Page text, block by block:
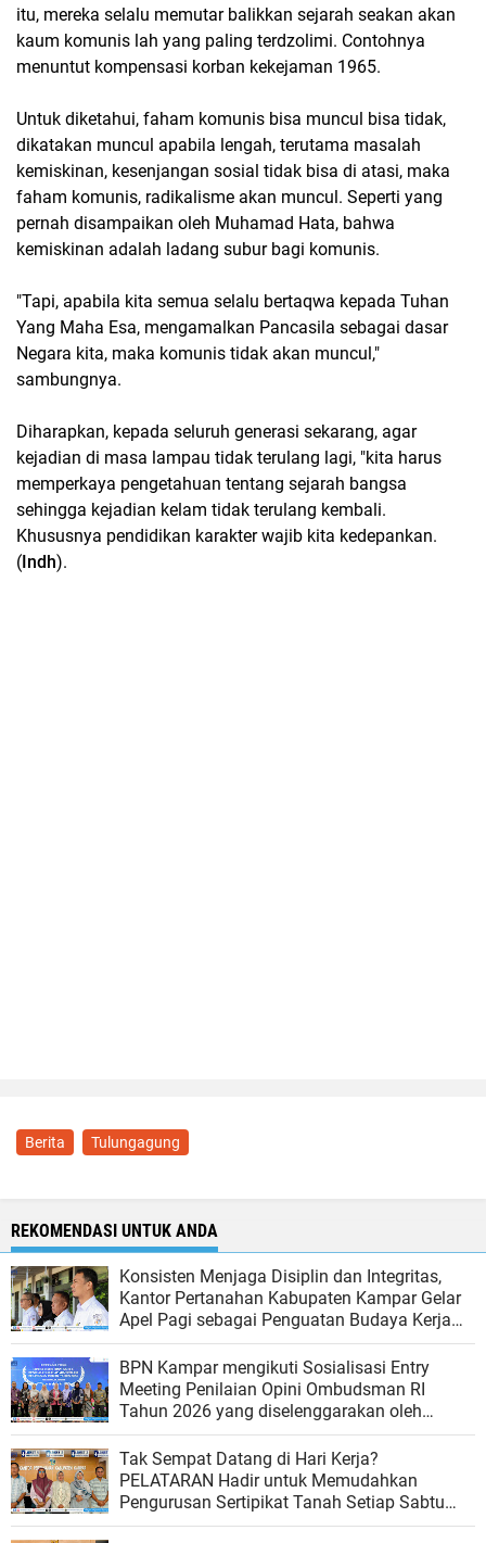
itu, mereka selalu memutar balikkan sejarah seakan akan
kaum komunis lah yang paling terdzolimi. Contohnya
menuntut kompensasi korban kekejaman 1965.
Untuk diketahui, faham komunis bisa muncul bisa tidak,
dikatakan muncul apabila lengah, terutama masalah
kemiskinan, kesenjangan sosial tidak bisa di atasi, maka
faham komunis, radikalisme akan muncul. Seperti yang
pernah disampaikan oleh Muhamad Hata, bahwa
kemiskinan adalah ladang subur bagi komunis.
"Tapi, apabila kita semua selalu bertaqwa kepada Tuhan
Yang Maha Esa, mengamalkan Pancasila sebagai dasar
Negara kita, maka komunis tidak akan muncul,"
sambungnya.
Diharapkan, kepada seluruh generasi sekarang, agar
kejadian di masa lampau tidak terulang lagi, "kita harus
memperkaya pengetahuan tentang sejarah bangsa
sehingga kejadian kelam tidak terulang kembali.
Khususnya pendidikan karakter wajib kita kedepankan.
(Indh).
Berita Tulungagung
REKOMENDASI UNTUK ANDA
Konsisten Menjaga Disiplin dan Integritas,
Kantor Pertanahan Kabupaten Kampar Gelar
Apel Pagi sebagai Penguatan Budaya Kerja
Organisasi
BPN Kampar mengikuti Sosialisasi Entry
Meeting Penilaian Opini Ombudsman RI
Tahun 2026 yang diselenggarakan oleh
Ombudsman RI
Tak Sempat Datang di Hari Kerja?
PELATARAN Hadir untuk Memudahkan
Pengurusan Sertipikat Tanah Setiap Sabtu
dan Minggu